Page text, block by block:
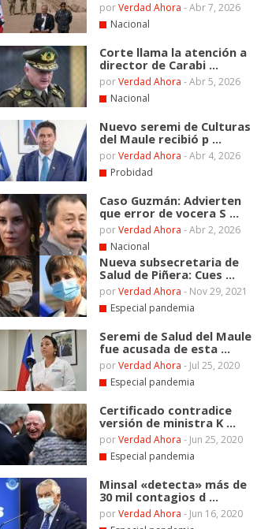
porVerdad Ahora -Abr 7, 2026
Nacional
Corte llama la atención a
director de Carabi ...
porVerdad Ahora -Abr 5, 2026
Nacional
Nuevo seremi de Culturas
del Maule recibió p ...
porVerdad Ahora -Abr 4, 2026
Probidad
Caso Guzmán: Advierten
que error de vocera S ...
porVerdad Ahora -Abr 2, 2026
Nacional
Nueva subsecretaria de
Salud de Piñera: Cues ...
porVerdad Ahora - Nov 29, 2021
Especial pandemia
Seremi de Salud del Maule
fue acusada de esta ...
porVerdad Ahora - Jul 25, 2020
Especial pandemia
Certificado contradice
versión de ministra K ...
porVerdad Ahora - Jun 25, 2020
Especial pandemia
Minsal «detecta» más de
30 mil contagios d ...
porVerdad Ahora - Jun 16, 2020